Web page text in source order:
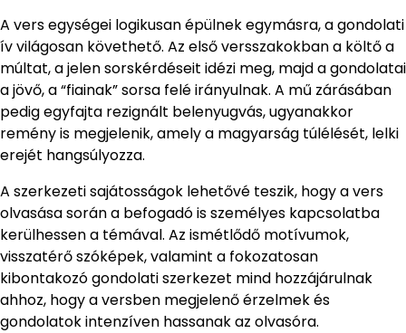
A vers egységei logikusan épülnek egymásra, a gondolati
ív világosan követhető. Az első versszakokban a költő a
múltat, a jelen sorskérdéseit idézi meg, majd a gondolatai
a jövő, a “fiainak” sorsa felé irányulnak. A mű zárásában
pedig egyfajta rezignált belenyugvás, ugyanakkor
remény is megjelenik, amely a magyarság túlélését, lelki
erejét hangsúlyozza.
A szerkezeti sajátosságok lehetővé teszik, hogy a vers
olvasása során a befogadó is személyes kapcsolatba
kerülhessen a témával. Az ismétlődő motívumok,
visszatérő szóképek, valamint a fokozatosan
kibontakozó gondolati szerkezet mind hozzájárulnak
ahhoz, hogy a versben megjelenő érzelmek és
gondolatok intenzíven hassanak az olvasóra.